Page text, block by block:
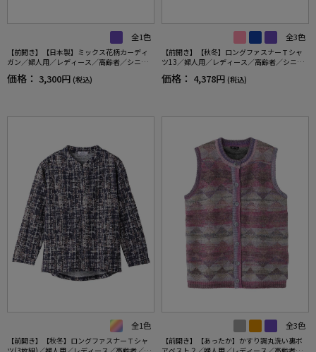
全1色
【前開き】【日本製】ミックス花柄カーディ
ガン／婦人用／レディース／高齢者／シニア
／名前記入欄付／大きめボタン／身幅ゆった
り／ギフト／プレゼント 【CF】
価格： 3,300円 (税込)
全3色
【前開き】【秋冬】ロングファスナーＴシャ
ツ13／婦人用／レディース／高齢者／シニア
／ゆったり／のびのび／洗濯機OK／後ろ長め
／名前記入欄付／ギフト／プレゼント 【C
価格： 4,378円 (税込)
全1色
【前開き】【秋冬】ロングファスナーＴシャ
全3色
【前開き】【あったか】かすり調丸洗い裏ボ